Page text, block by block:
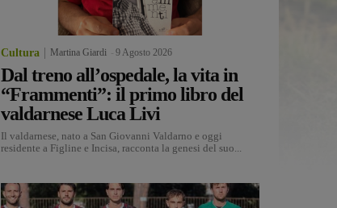
Cultura Martina Giardi 9 Agosto 2026
Dal treno all’ospedale, la vita in
“Frammenti”: il primo libro del
valdarnese Luca Livi
Il valdarnese, nato a San Giovanni Valdarno e oggi
residente a Figline e Incisa, racconta la genesi del suo...